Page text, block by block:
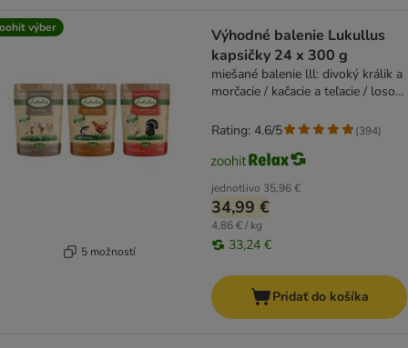
výber
5 možností
Výhodné balenie Lukullus
kapsičky 24 x 300 g
miešané balenie lll: divoký králik a
morčacie / kačacie a teľacie / losos
jednotlivo 35,96 €
34,99 €
4,86 € / kg
33,24 €
Rating: 4.6/5 (394)
Pridať do košíka